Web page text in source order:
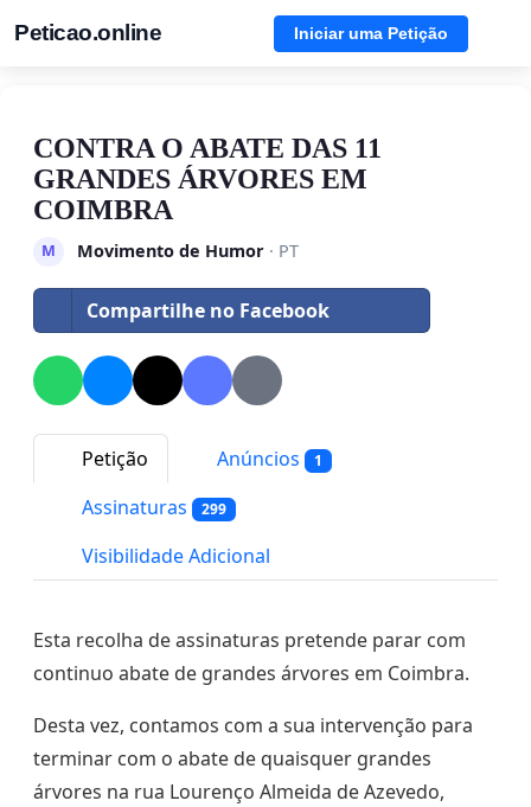
Peticao.online Iniciar uma Petição
CONTRA O ABATE DAS 11
GRANDES ÁRVORES EM
COIMBRA
M Movimento de Humor· PT
Compartilhe no Facebook
Petição Anúncios 1
Assinaturas 299
Visibilidade Adicional
Esta recolha de assinaturas pretende parar com
continuo abate de grandes árvores em Coimbra.
Desta vez, contamos com a sua intervenção para
terminar com o abate de quaisquer grandes
árvores na rua Lourenço Almeida de Azevedo,